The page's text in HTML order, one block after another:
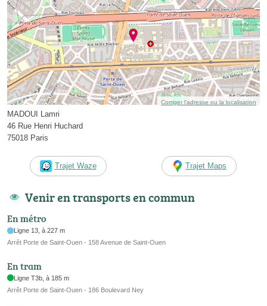
Corriger l’adresse ou la localisation
MADOUI Lamri
46 Rue Henri Huchard
75018 Paris
Trajet Waze Trajet Maps
Venir en transports en commun
En métro
Ligne 13, à 227 m
Arrêt Porte de Saint-Ouen - 158 Avenue de Saint-Ouen
En tram
Ligne T3b, à 185 m
Arrêt Porte de Saint-Ouen - 186 Boulevard Ney